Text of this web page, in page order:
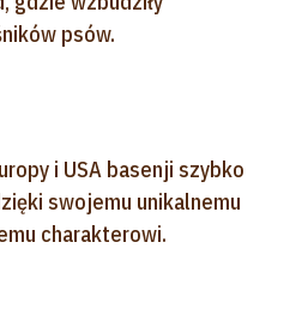
psów.
i USA basenji szybko
swojemu unikalnemu
charakterowi.